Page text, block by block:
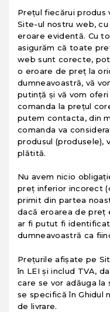
Preţul fiecărui
Site-ul nostru web,
eroare evidentă. Cu
asigurăm că toate
web sunt corecte,
o eroare de preţ la
dumneavoastră, vă
putinţă şi vă vom
comanda la preţul
putem contacta, din
comanda va
produsul (produsele),
plătită.
Nu avem nicio
preţ inferior incorect
primit din partea
dacă eroarea de preţ
ar fi putut fi
dumneavoastră ca
Preţurile afişate pe
în LEI și includ TVA,
care se vor adăuga la
se specifică în Ghidul
de livrare.